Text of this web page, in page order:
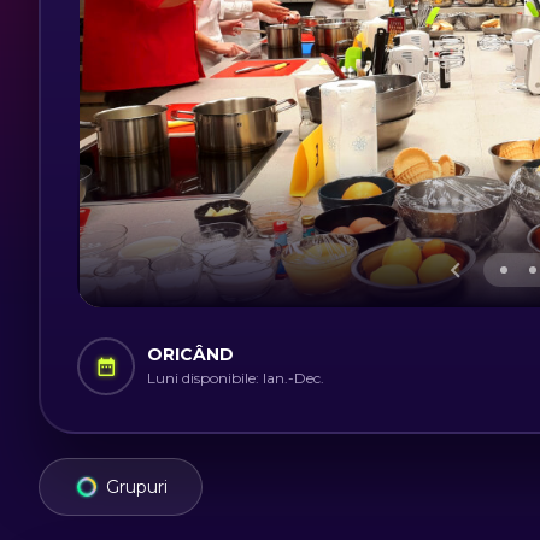
ORICÂND
Luni disponibile: Ian.-Dec.
Grupuri